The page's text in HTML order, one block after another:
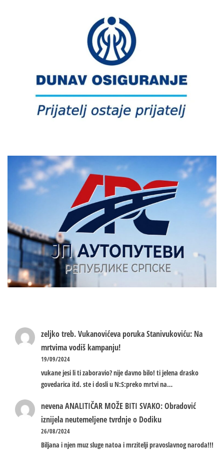
zeljko treb.Vukanovićeva poruka Stanivukoviću: Na
mrtvima vodiš kampanju!
19/09/2024
vukane jesi li ti zaboravio? nije davno bilo! ti jelena drasko
govedarica itd. ste i dosli u N:S:preko mrtvi na…
nevenaANALITIČAR MOŽE BITI SVAKO: Obradović
iznijela neutemeljene tvrdnje o Dodiku
26/08/2024
Biljana i njen muz sluge natoa i mrzitelji pravoslavnog naroda!!!